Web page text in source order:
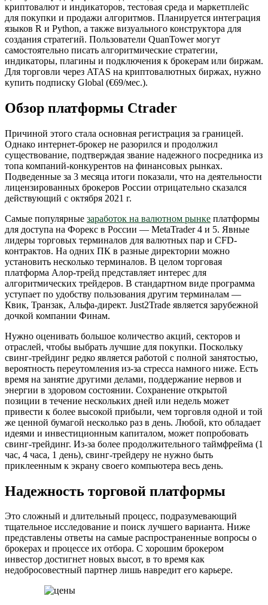
криптовалют и индикаторов, тестовая среда и маркетплейс
для покупки и продажи алгоритмов. Планируется интеграция
языков R и Python, а также визуального конструктора для
создания стратегий. Пользователи QuanTower могут
самостоятельно писать алгоритмические стратегии,
индикаторы, плагины и подключения к брокерам или биржам.
Для торговли через ATAS на криптовалютных биржах, нужно
купить подписку Global (€69/мес.).
Обзор платформы Ctrader
Причиной этого стала основная регистрация за границей.
Однако интернет-брокер не разорился и продолжил
существование, подтверждая звание надежного посредника из
топа компаний-конкурентов на финансовых рынках.
Подведенные за 3 месяца итоги показали, что на деятельности
лицензированных брокеров России отрицательно сказался
действующий с октября 2021 г.
Самые популярные заработок на валютном рынке платформы
для доступа на Форекс в России — MetaTrader 4 и 5. Явные
лидеры торговых терминалов для валютных пар и CFD-
контрактов. На одних ПК в разные директории можно
установить несколько терминалов. В целом торговая
платформа Алор-трейд представляет интерес для
алгоритмических трейдеров. В стандартном виде программа
уступает по удобству пользования другим терминалам —
Квик, Транзак, Альфа-директ. Just2Trade является зарубежной
дочкой компании Финам.
Нужно оценивать большое количество акций, секторов и
отраслей, чтобы выбрать лучшие для покупки. Поскольку
свинг-трейдинг редко является работой с полной занятостью,
вероятность переутомления из-за стресса намного ниже. Есть
время на занятие другими делами, поддержание нервов и
энергии в здоровом состоянии. Сохранение открытой
позиции в течение нескольких дней или недель может
привести к более высокой прибыли, чем торговля одной и той
же ценной бумагой несколько раз в день. Любой, кто обладает
идеями и инвестиционным капиталом, может попробовать
свинг-трейдинг. Из-за более продолжительного таймфрейма (1
час, 4 часа, 1 день), свинг-трейдеру не нужно быть
приклеенным к экрану своего компьютера весь день.
Надежность торговой платформы
Это сложный и длительный процесс, подразумевающий
тщательное исследование и поиск лучшего варианта. Ниже
представлены ответы на самые распространенные вопросы о
брокерах и процессе их отбора. С хорошим брокером
инвестор достигнет новых высот, в то время как
недобросовестный партнер лишь навредит его карьере.